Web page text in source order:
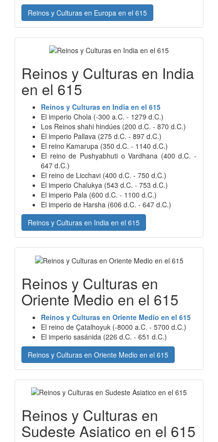
Reinos y Culturas en Europa en el 615
Reinos y Culturas en India
en el 615
Reinos y Culturas en India en el 615
El imperio Chola (-300 a.C. - 1279 d.C.)
Los Reinos shahi hindúes (200 d.C. - 870 d.C.)
El imperio Pallava (275 d.C. - 897 d.C.)
El reino Kamarupa (350 d.C. - 1140 d.C.)
El reino de Pushyabhuti o Vardhana (400 d.C. -
647 d.C.)
El reino de Licchavi (400 d.C. - 750 d.C.)
El imperio Chalukya (543 d.C. - 753 d.C.)
El imperio Pala (600 d.C. - 1100 d.C.)
El imperio de Harsha (606 d.C. - 647 d.C.)
Reinos y Culturas en India en el 615
Reinos y Culturas en
Oriente Medio en el 615
Reinos y Culturas en Oriente Medio en el 615
El reino de Çatalhoyuk (-8000 a.C. - 5700 d.C.)
El imperio sasánida (226 d.C. - 651 d.C.)
Reinos y Culturas en Oriente Medio en el 615
Reinos y Culturas en
Sudeste Asiatico en el 615